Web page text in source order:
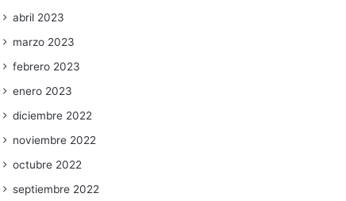
abril 2023
marzo 2023
febrero 2023
enero 2023
diciembre 2022
noviembre 2022
octubre 2022
septiembre 2022